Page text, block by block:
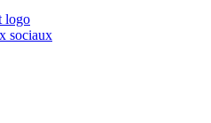
logo
sociaux